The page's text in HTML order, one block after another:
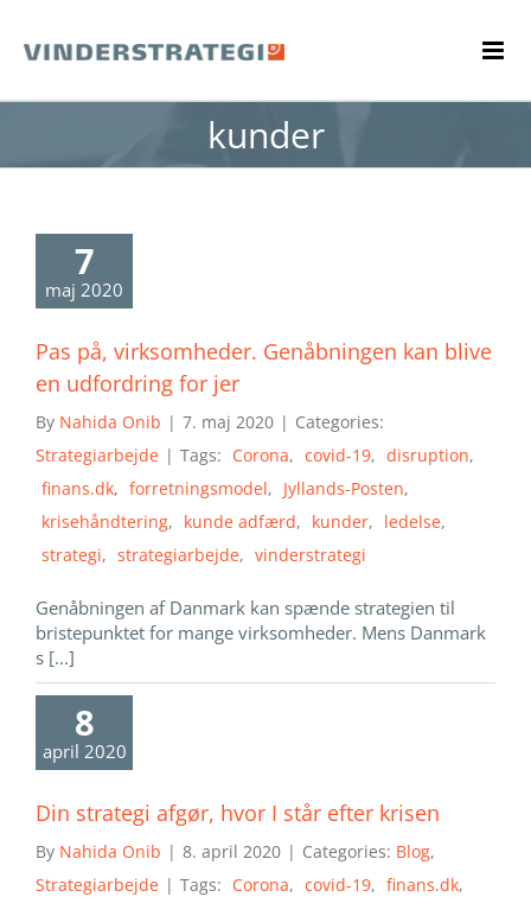
content
kunder
7
maj 2020
Pas på, virksomheder. Genåbningen kan blive
en udfordring for jer
By Nahida Onib | 7. maj 2020 | Categories:
Strategiarbejde | Tags: Corona, covid-19, disruption,
finans.dk, forretningsmodel, Jyllands-Posten,
krisehåndtering, kunde adfærd, kunder, ledelse,
strategi, strategiarbejde, vinderstrategi
Genåbningen af Danmark kan spænde strategien til
bristepunktet for mange virksomheder. Mens Danmark
s [...]
8
april 2020
Din strategi afgør, hvor I står efter krisen
By Nahida Onib | 8. april 2020 | Categories: Blog,
Strategiarbejde | Tags: Corona, covid-19, finans.dk,